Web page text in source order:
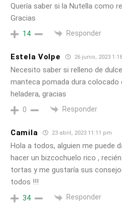
Quería saber si la Nutella como
Gracias
14 Responder
Estela Volpe 26 junio, 2023
Necesito saber si relleno de
manteca pomada dura
heladera, gracias
0 Responder
Camila 23 abril, 2023 11:11 pm
Hola a todos, alguien me puede
hacer un bizcochuelo rico ,
tortas y me gustaría sus
todos !!!
34 Responder